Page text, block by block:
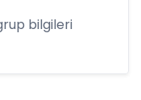
bilgileri